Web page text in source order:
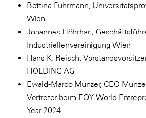
Bettina Fuhrmann,
Wien
Johannes Höhrhan,
Industriellenvereinigung Wien
Hans K. Reisch,
HOLDING AG
Ewald-Marco Münzer, CEO
Vertreter beim EOY World
Year 2024